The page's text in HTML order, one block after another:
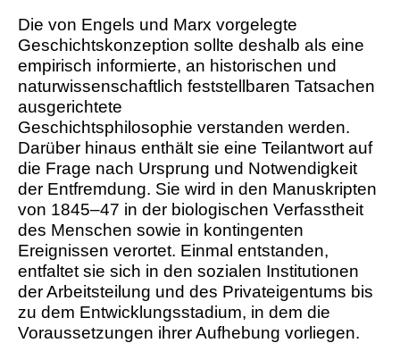
Die von Engels und Marx vorgelegte
Geschichtskonzeption sollte deshalb als eine
empirisch informierte, an historischen und
naturwissenschaftlich feststellbaren Tatsachen
ausgerichtete
Geschichtsphilosophie verstanden werden.
Darüber hinaus enthält sie eine Teilantwort auf
die Frage nach Ursprung und Notwendigkeit
der Entfremdung. Sie wird in den Manuskripten
von 1845–47 in der biologischen Verfasstheit
des Menschen sowie in kontingenten
Ereignissen verortet. Einmal entstanden,
entfaltet sie sich in den sozialen Institutionen
der Arbeitsteilung und des Privateigentums bis
zu dem Entwicklungsstadium, in dem die
Voraussetzungen ihrer Aufhebung vorliegen.